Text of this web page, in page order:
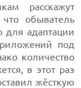
расскажут
обыватель
для адаптации
под
количество
в этот раз
жёсткую